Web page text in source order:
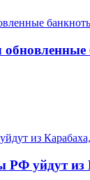
уйдут из